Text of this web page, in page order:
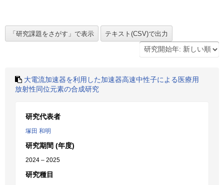
大電流加速器を利用した加速器高速中性子による医療用
放射性同位元素の合成研究
研究代表者
塚田 和明
研究期間 (年度)
2024 – 2025
研究種目